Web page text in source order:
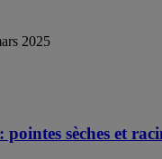
2025
sèches et